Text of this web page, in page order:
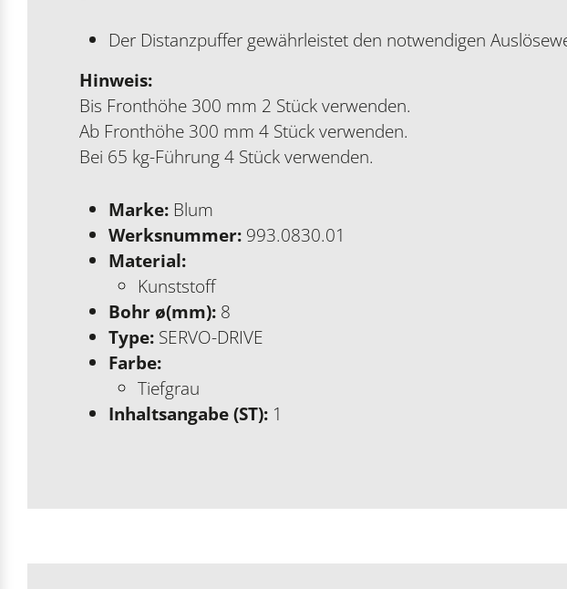
Der Distanzpuffer gewährleistet den notwendigen
Hinweis:
Bis Fronthöhe 300 mm 2 Stück verwenden.
Ab Fronthöhe 300 mm 4 Stück verwenden.
Bei 65 kg-Führung 4 Stück verwenden.
Marke: Blum
Werksnummer: 993.0830.01
Material:
Kunststoff
Bohr ø(mm): 8
Type: SERVO-DRIVE
Farbe:
Tiefgrau
Inhaltsangabe (ST): 1